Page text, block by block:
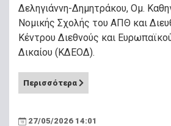
Δεληγιάννη-Δημητράκου, Ομ.
Νομικής Σχολής του ΑΠΘ και
Κέντρου Διεθνούς και
Δικαίου (ΚΔΕΟΔ).
Περισσότερα
27/05/2026 14:01